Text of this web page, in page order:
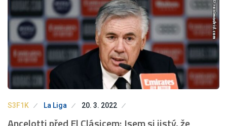
S3F1K La Liga 20. 3. 2022